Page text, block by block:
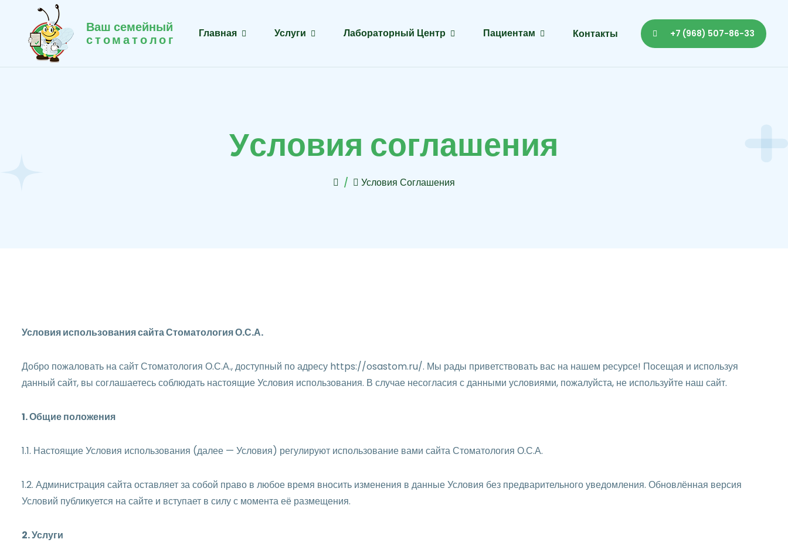
Ваш семейный
стоматолог Главная Услуги Лабораторный Центр Пациентам Контакты +7 (968) 507-86-33
Условия соглашения
Условия Соглашения
Условия использования сайта Стоматология О.С.А.
Добро пожаловать на сайт Стоматология О.С.А., доступный по адресу https://osastom.ru/. Мы рады приветствовать вас на нашем ресурсе! Посещая и используя
данный сайт, вы соглашаетесь соблюдать настоящие Условия использования. В случае несогласия с данными условиями, пожалуйста, не используйте наш сайт.
1. Общие положения
1.1. Настоящие Условия использования (далее — Условия) регулируют использование вами сайта Стоматология О.С.А.
1.2. Администрация сайта оставляет за собой право в любое время вносить изменения в данные Условия без предварительного уведомления. Обновлённая версия
Условий публикуется на сайте и вступает в силу с момента её размещения.
2. Услуги